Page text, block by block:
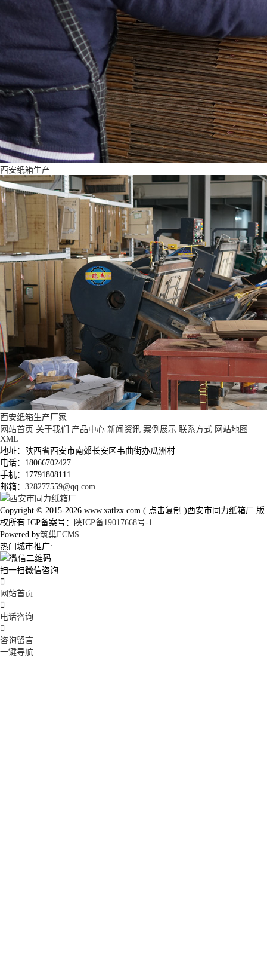
西安纸箱生产
西安纸箱生产厂家
网站首页 关于我们 产品中心 新闻资讯 案例展示 联系方式 网站地图
XML
地址：陕西省西安市南郊长安区韦曲街办瓜洲村
电话：18066702427
手机：17791808111
邮箱： 328277559@qq.com
Copyright © 2015-2026 www.xatlzx.com ( 点击复制 )西安市同力纸箱厂 版
权所有 ICP备案号：
陕ICP备19017668号-1
Powered by筑巢ECMS
热门城市推广:
扫一扫微信咨询

网站首页

电话咨询

咨询留言
一键导航